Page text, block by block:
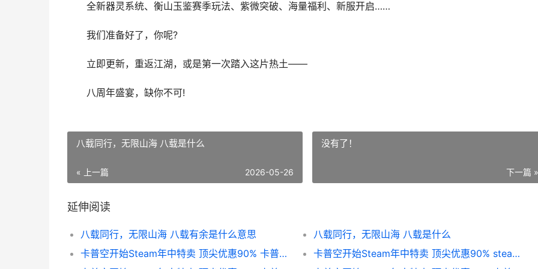
全新器灵系统、衡山玉鉴赛季玩法、紫微突破、海量福利、新服开启……
我们准备好了，你呢?
立即更新，重返江湖，或是第一次踏入这片热土——
八周年盛宴，缺你不可!
八载同行，无限山海 八载是什么
« 上一篇 2026-05-26
没有了！
下一篇 »
延伸阅读
八载同行，无限山海 八载有余是什么意思
八载同行，无限山海 八载是什么
卡普空开始Steam年中特卖 顶尖优惠90% 卡普空steam游戏
卡普空开始Steam年中特卖 顶尖优惠90% steam卡普空合集